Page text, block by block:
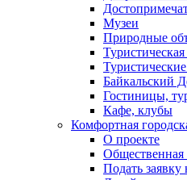
Музеи
Природные
Туристическая
Байкальский
Гостиницы,
Кафе, клубы
Комфортная
О проекте
Общественная
Подать заявку